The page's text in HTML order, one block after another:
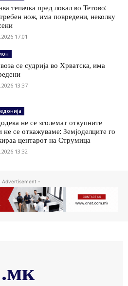
тепачка пред локал во Тетово:
нож, има повредени, неколку
17:01
се судрија во Хрватска, има
13:37
не се зголемат откупните
не се откажуваме: Земјоделците го
центарот на Струмица
13:32
Advertisement -